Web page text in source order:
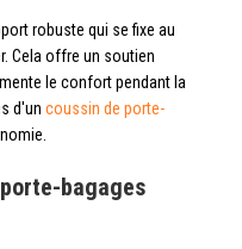
robuste qui se fixe au
Cela offre un soutien
le confort pendant la
d'un coussin de porte-
bagages